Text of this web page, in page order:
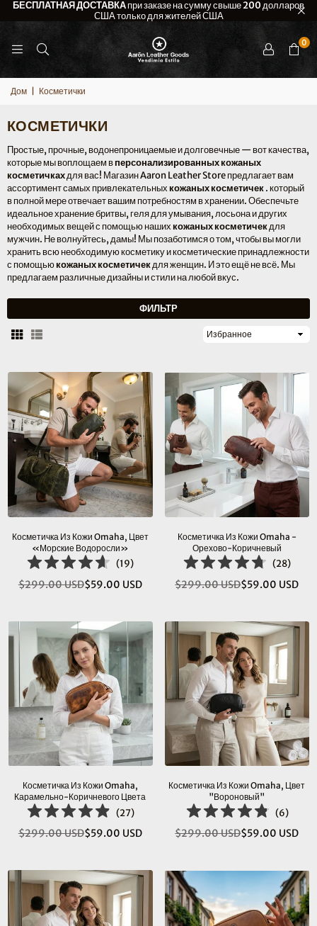
БЕСПЛАТНАЯ ДОСТАВКАпри заказе на сумму свыше 200 долларов
США только для жителей США
0
Дом Косметички
КОСМЕТИЧКИ
Простые, прочные, водонепроницаемые и долговечные — вот качества,
которые мы воплощаем вперсонализированных кожаных
косметичкахдля вас! Магазин Aaron Leather Store предлагает вам
ассортимент самых привлекательных кожаных косметичек.который
в полной мере отвечает вашим потребностям в хранении. Обеспечьте
идеальное хранение бритвы, геля для умывания, лосьона и других
необходимых вещей с помощью наших кожаных косметичекдля
мужчин. Не волнуйтесь, дамы! Мы позаботимся о том, чтобы вы могли
хранить всю необходимую косметику и косметические принадлежности
с помощьюкожаных косметичекдля женщин. И это ещё не всё. Мы
предлагаем различные дизайны и стили на любой вкус.
ФИЛЬТР
Сортировать
Косметичка Из Кожи Omaha, Цвет
«морские Водоросли»
(19)
Обычная
$299.00 USD$59.00 USD
Косметичка Из Кожи Omaha -
Орехово-Коричневый
(28)
Обычная
$299.00 USD$59.00 USD
Косметичка Из Кожи Omaha,
Карамельно-Коричневого Цвета
(27)
Обычная
$299.00 USD$59.00 USD
Косметичка Из Кожи Omaha, Цвет
"вороновый"
(6)
Обычная
$299.00 USD$59.00 USD